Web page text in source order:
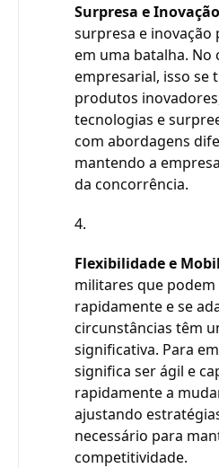
Surpresa e Inovação
surpresa e inovação
em uma batalha. No
empresarial, isso se
produtos
tecnologias e
com abordagens
mantendo a
da concorrência.
Flexibilidade e
militares que podem
rapidamente e se
circunstâncias têm
significativa. Para
significa ser ágil e
rapidamente a
ajustando
necessário para
competitividade.